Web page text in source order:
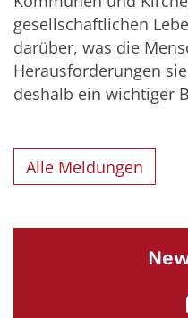
gesellschaftlichen
darüber, was die
Herausforderungen
deshalb ein wichtiger
Alle Meldungen